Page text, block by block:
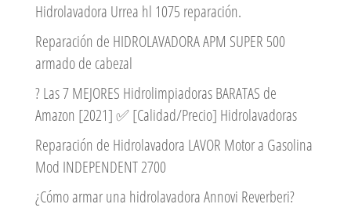
Hidrolavadora Urrea hl 1075 reparación.
Reparación de HIDROLAVADORA APM SUPER 500
armado de cabezal
? Las 7 MEJORES Hidrolimpiadoras BARATAS de
Amazon [2021] ✅ [Calidad/Precio] Hidrolavadoras
Reparación de Hidrolavadora LAVOR Motor a Gasolina
Mod INDEPENDENT 2700
¿Cómo armar una hidrolavadora Annovi Reverberi?